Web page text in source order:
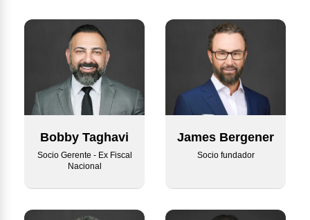
Bobby Taghavi
Socio Gerente - Ex Fiscal
Nacional
James Bergener
Socio fundador